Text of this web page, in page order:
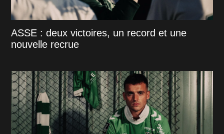
ASSE : deux victoires, un record et une
nouvelle recrue